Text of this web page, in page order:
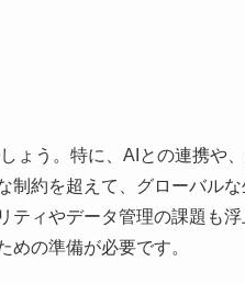
ょう。特に、AIとの連携や
制約を超えて、グローバル
ティやデータ管理の課題も
めの準備が必要です。